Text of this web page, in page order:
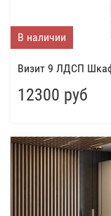
В наличии
Визит 9 ЛДСП
12300 руб